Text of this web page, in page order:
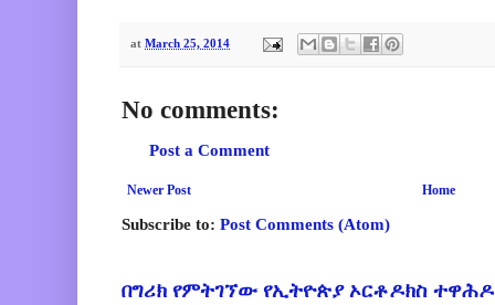
at March 25, 2014
No comments:
Post a Comment
Newer Post Home
Subscribe to: Post Comments (Atom)
በግሪክ የምትገኘው የኢትዮጵያ ኦርቶዶክስ